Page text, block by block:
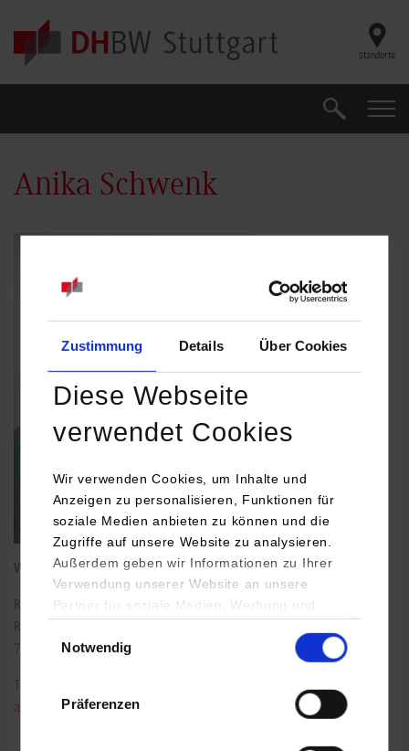
Zustimmung Details Über Cookies
Diese Webseite
verwendet Cookies
Wir verwenden Cookies, um Inhalte und
Anzeigen zu personalisieren, Funktionen für
soziale Medien anbieten zu können und die
Zugriffe auf unsere Website zu analysieren.
Außerdem geben wir Informationen zu Ihrer
Verwendung unserer Website an unsere
Partner für soziale Medien, Werbung und
YouTube, Google Maps) führen diese
Daten zusammen, die Sie ihnen bereitgestellt
haben oder die sie im Rahmen Ihrer Nutzung
Notwendig
Präferenzen
Skip to main content
Standorte
Suche
Anika Schwenk
Wissenschaftliche Mitarbeiterin an der Fakultät Sozialwesen
Rotebühlstraße 131
Raum: 7.06
70197
Stuttgart
Tel.:
anika.schwenk@dhbw-stuttgart.de